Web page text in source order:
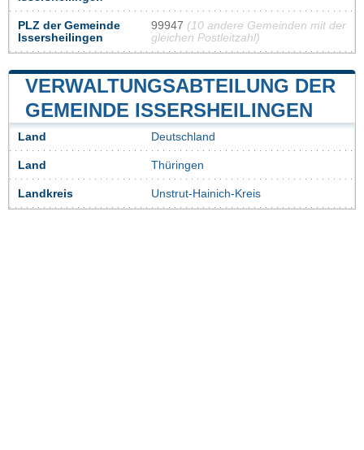
PLZ der Gemeinde
Issersheilingen
99947 (10 andere Gemeinden mit der
gleichen Postleitzahl)
VERWALTUNGSABTEILUNG DER
GEMEINDE ISSERSHEILINGEN
Land Deutschland
Land Thüringen
Landkreis Unstrut-Hainich-Kreis